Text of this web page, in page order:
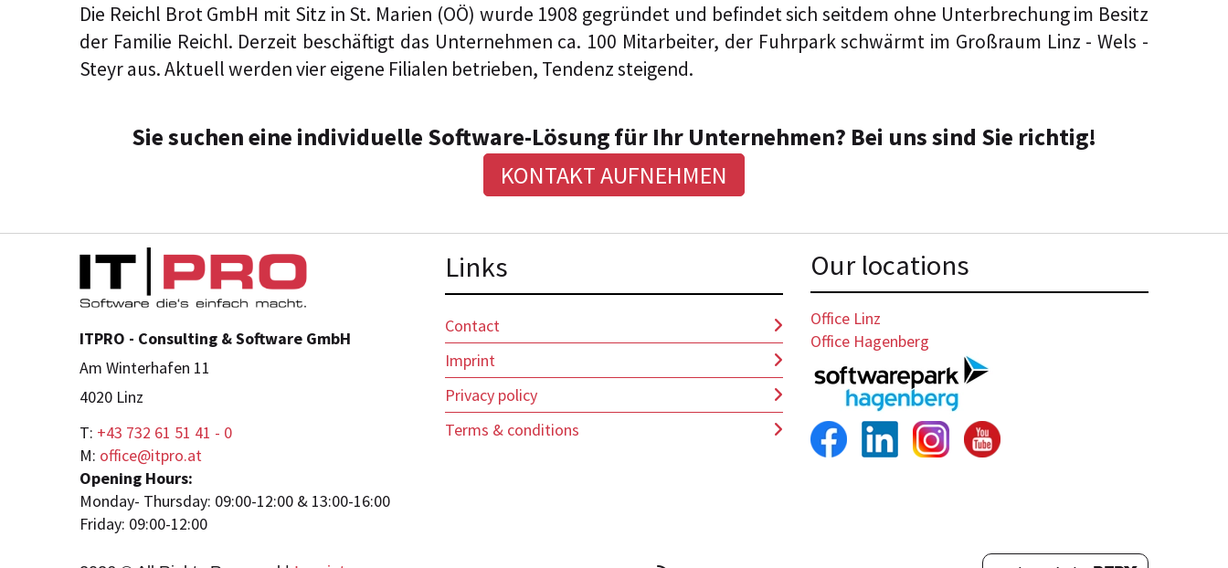
Die Reichl Brot GmbH mit Sitz in St. Marien (OÖ) wurde 1908 gegründet und befindet sich seitdem ohne Unterbrechung im Besitz
der Familie Reichl. Derzeit beschäftigt das Unternehmen ca. 100 Mitarbeiter, der Fuhrpark schwärmt im Großraum Linz - Wels -
Steyr aus. Aktuell werden vier eigene Filialen betrieben, Tendenz steigend.
Sie suchen eine individuelle Software-Lösung für Ihr Unternehmen? Bei uns sind Sie richtig!
KONTAKT AUFNEHMEN
ITPRO - Consulting & Software GmbH
Am Winterhafen 11
4020 Linz
T: +43 732 61 51 41 - 0
M: office@itpro.at
Opening Hours:
Monday- Thursday: 09:00-12:00 & 13:00-16:00
Friday: 09:00-12:00
Links
Contact
Imprint
Privacy policy
Terms & conditions
Our locations
Office Linz
Office Hagenberg